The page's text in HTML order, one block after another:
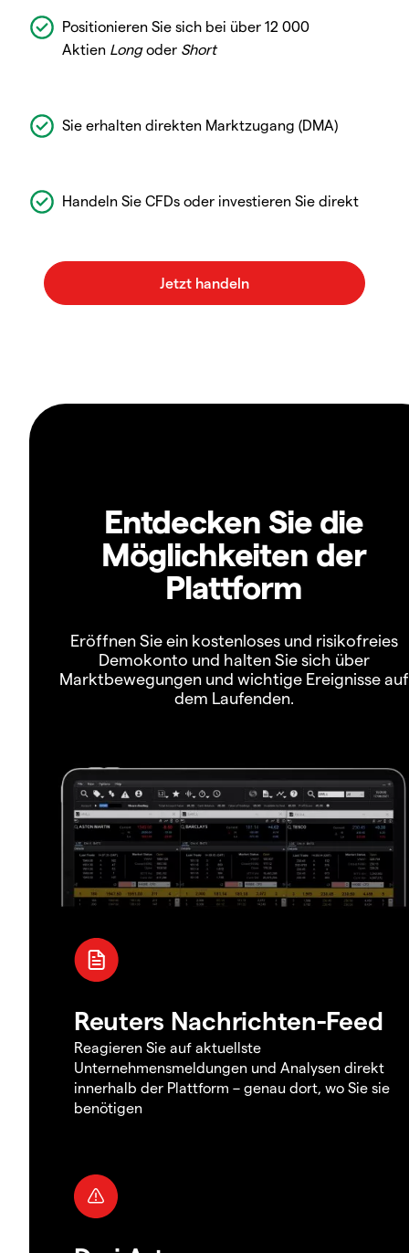
Positionieren Sie sich bei über 12 000
Aktien Longoder Short
Sie erhalten direkten Marktzugang (DMA)
Handeln Sie CFDs oder investieren Sie direkt
Entdecken Sie die
Möglichkeiten der
Plattform
Eröffnen Sie ein kostenloses und risikofreies
Demokonto und halten Sie sich über
Marktbewegungen und wichtige Ereignisse auf
dem Laufenden.
Reuters Nachrichten-Feed
Reagieren Sie auf aktuellste
Unternehmensmeldungen und Analysen direkt
innerhalb der Plattform – genau dort, wo Sie sie
benötigen